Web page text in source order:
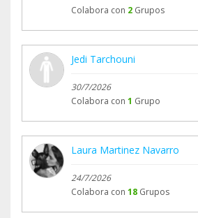
Colabora con 2 Grupos
Jedi Tarchouni
30/7/2026
Colabora con 1 Grupo
Laura Martinez Navarro
24/7/2026
Colabora con 18 Grupos